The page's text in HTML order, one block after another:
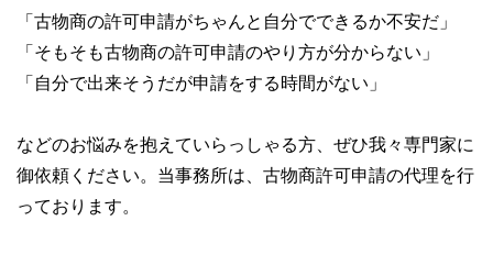
「古物商の許可申請がちゃんと自分でできるか不安だ」
「そもそも古物商の許可申請のやり方が分からない」
「自分で出来そうだが申請をする時間がない」
などのお悩みを抱えていらっしゃる方、ぜひ我々専門家に
御依頼ください。当事務所は、古物商許可申請の代理を行
っております。